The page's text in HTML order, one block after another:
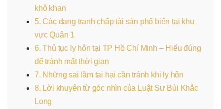
khô khan
5. Các dạng tranh chấp tài sản phổ biến tại khu
vực Quận 1
6. Thủ tục ly hôn tại TP Hồ Chí Minh – Hiểu đúng
để tránh mất thời gian
7. Những sai lầm tai hại cần tránh khi ly hôn
8. Lời khuyên từ góc nhìn của Luật Sư Bùi Khắc
Long